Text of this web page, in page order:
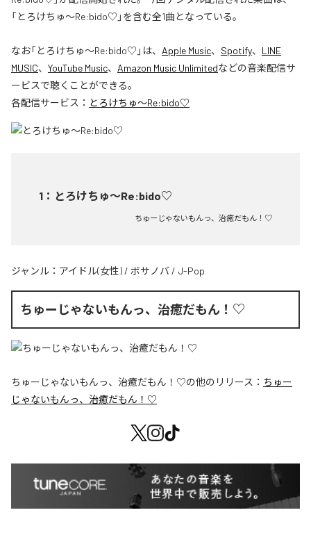
「とろけちゅ〜Re:bido♡」を含む全1曲となっている。
なお「とろけちゅ〜Re:bido♡ 」は、 Apple Music、 Spotify、 LINE
MUSIC、 YouTube Music、 Amazon Music Unlimitedなどの音楽配信サ
ービスで聴くことができる。
各配信サービス： とろけちゅ〜Re:bido♡
1 ： とろけちゅ〜Re:bido♡
ちゅーじゃないもんっ、治癒だもん！♡
ジャンル： アイドル(女性) / ボサノバ / J-Pop
ちゅーじゃないもんっ、治癒だもん！♡
ちゅーじゃないもんっ、治癒だもん！♡の他のリリース： ちゅー
じゃないもんっ、治癒だもん！♡